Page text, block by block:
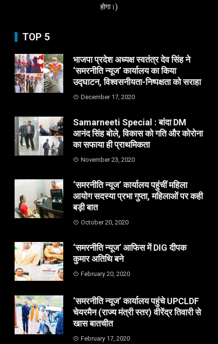
होगा।)
TOP 5
भाजपा प्रदेश अध्यक्ष स्वतंत्र देव सिंह ने
‘समरनीति न्यूज’ कार्यालय का किया
उद्घाटन, विश्वसनीयता-निष्पक्षता को सराहा
December 17, 2020
Samarneeti Special : बांदा DM
आनंद सिंह बोले, विकास को गति और कोरोना
का सफाया ही प्राथमिकता
November 23, 2020
‘समरनीति न्यूज’ कार्यालय पहुंचीं महिला
आयोग सदस्या प्रभा गुप्ता, महिलाओं पर कही
बड़ी बात
October 20, 2020
‘समरनीति न्यूज’ आफिस में DIG दीपक
कुमार अतिथि बने
February 20, 2020
‘समरनीति न्यूज’ कार्यालय पहुंचे UPCLDF
चेयरमैन (राज्य मंत्री स्तर) वीरेंद्र तिवारी से
खास बातचीत
February 17, 2020